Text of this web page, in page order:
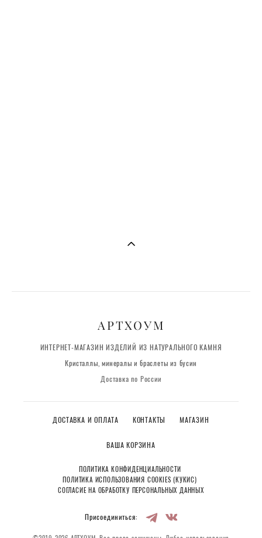
АРТХОУМ
ИНТЕРНЕТ-МАГАЗИН ИЗДЕЛИЙ ИЗ НАТУРАЛЬНОГО КАМНЯ
Кристаллы, минералы и браслеты из бусин
Доставка по России
ДОСТАВКА И ОПЛАТА КОНТАКТЫ МАГАЗИН
ВАША КОРЗИНА
ПОЛИТИКА КОНФИДЕНЦИАЛЬНОСТИ
ПОЛИТИКА ИСПОЛЬЗОВАНИЯ COOKIES (КУКИС)
СОГЛАСИЕ НА ОБРАБОТКУ ПЕРСОНАЛЬНЫХ ДАННЫХ
Присоединиться: